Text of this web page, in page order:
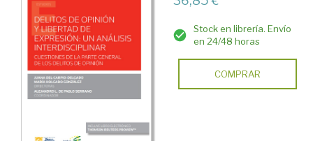
Stock en librería. Envío
en 24/48 horas
COMPRAR